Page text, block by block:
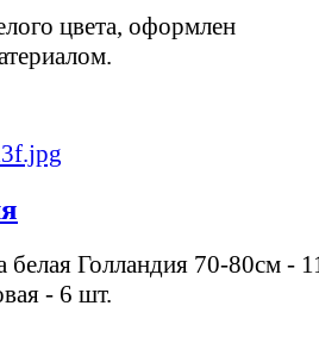
цвета, оформлен
белая Голландия 70-80см -
- 6 шт.